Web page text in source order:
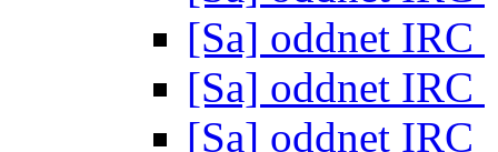
[Sa] oddnet IRC
[Sa] oddnet IRC
[Sa] oddnet IRC